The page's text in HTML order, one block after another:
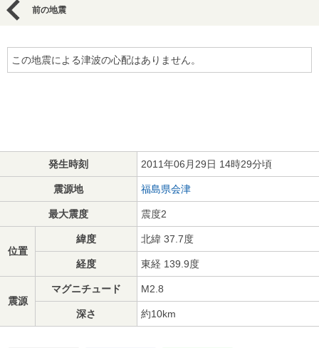
前の地震
この地震による津波の心配はありません。
発生時刻 2011年06月29日 14時29分頃
震源地 福島県会津
最大震度 震度2
位置
緯度 北緯 37.7度
経度 東経 139.9度
震源
マグニチュード M2.8
深さ 約10km